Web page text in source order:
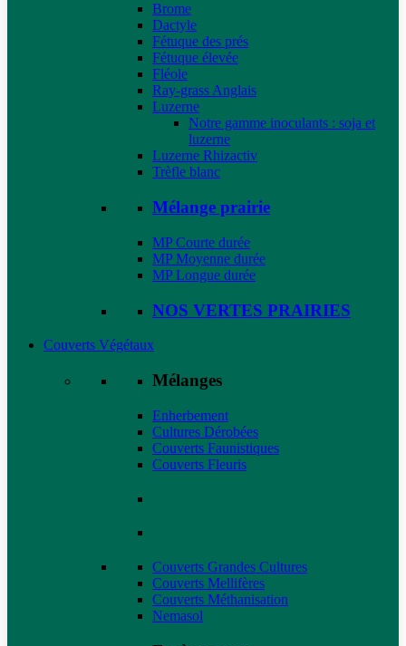
Brome
Dactyle
Fétuque des prés
Fétuque élevée
Fléole
Ray-grass Anglais
Luzerne
Notre gamme inoculants : soja et
luzerne
Luzerne Rhizactiv
Trèfle blanc
Mélange prairie
MP Courte durée
MP Moyenne durée
MP Longue durée
NOS VERTES PRAIRIES
Couverts Végétaux
Mélanges
Enherbement
Cultures Dérobées
Couverts Faunistiques
Couverts Fleuris
Couverts Grandes Cultures
Couverts Mellifères
Couverts Méthanisation
Nemasol